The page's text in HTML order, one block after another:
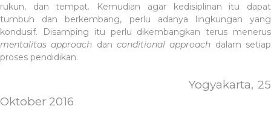
rukun, dan tempat. Kemudian agar kedisiplinan itu dapat
tumbuh dan berkembang, perlu adanya lingkungan yang
kondusif. Disamping itu perlu dikembangkan terus menerus
mentalitas approach danconditional approach dalam setiap
proses pendidikan.
Yogyakarta, 25
Oktober 2016